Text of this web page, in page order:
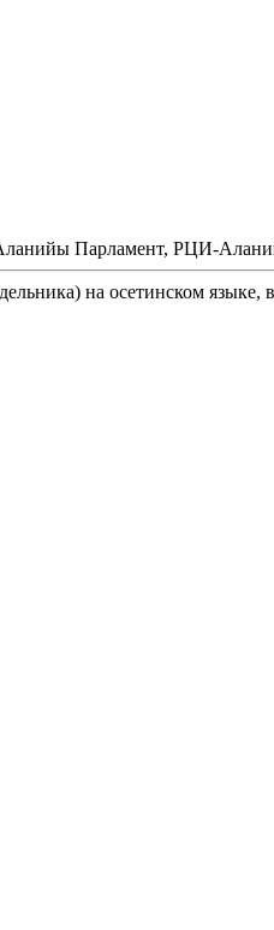
Парламент, РЦИ-
на осетинском